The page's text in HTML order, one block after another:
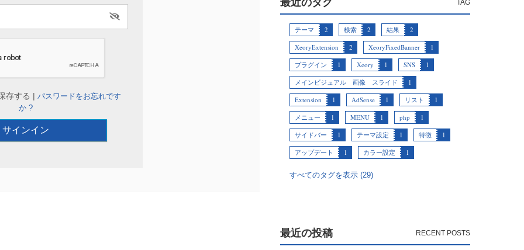
存する |パスワードをお忘れです
か ?
最近のタグ
テーマ 2 検索 2 結果
2
XeoryExtension
2 XeoryFixedBanner
1
プラグイン
1 Xeory 1 SNS
1
メインビジュアル 画像 スライド
1
Extension
1 AdSense 1 リスト
1
メニュー
1 MENU 1 php
1
サイドバー
1 テーマ設定 1 特徴
1
アップデート
1 カラー設定 1
すべてのタグを表示 (29)
最近の投稿